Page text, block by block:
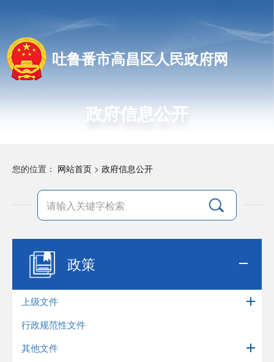
吐鲁番市高昌区人民政府网
政府信息公开
您的位置： 网站首页 > 政府信息公开
政策
上级文件
行政规范性文件
其他文件